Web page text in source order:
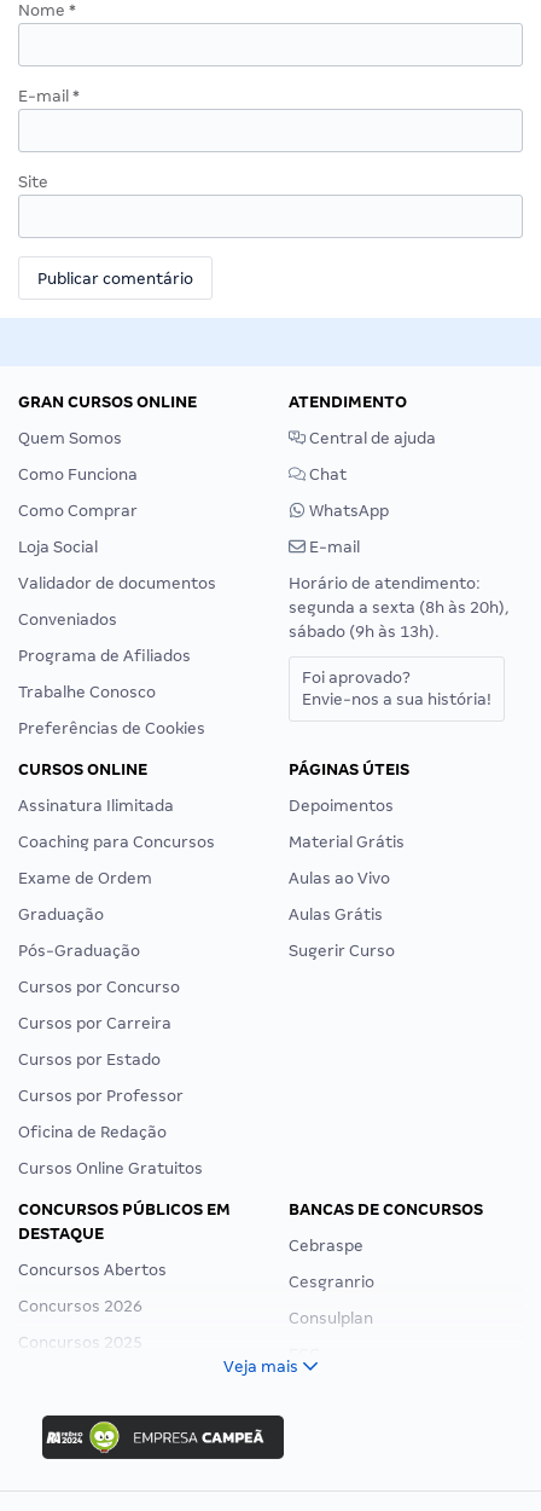
Nome *
E-mail *
Site
GRAN CURSOS ONLINE
Quem Somos
Como Funciona
Como Comprar
Loja Social
Validador de documentos
Conveniados
Programa de Afiliados
Trabalhe Conosco
Preferências de Cookies
ATENDIMENTO
Central de ajuda
Chat
WhatsApp
E-mail
Horário de atendimento:
segunda a sexta (8h às 20h),
sábado (9h às 13h).
Foi aprovado?
Envie-nos a sua história!
CURSOS ONLINE
Assinatura Ilimitada
Coaching para Concursos
Exame de Ordem
Graduação
Pós-Graduação
Cursos por Concurso
Cursos por Carreira
Cursos por Estado
Cursos por Professor
Oficina de Redação
Cursos Online Gratuitos
PÁGINAS ÚTEIS
Depoimentos
Material Grátis
Aulas ao Vivo
Aulas Grátis
Sugerir Curso
CONCURSOS PÚBLICOS EM
DESTAQUE
Concursos Abertos
Concursos 2026
Concursos 2025
Concurso Ibama
Concurso MPU
Editais publicados
BANCAS DE CONCURSOS
Cebraspe
Cesgranrio
Consulplan
Veja mais